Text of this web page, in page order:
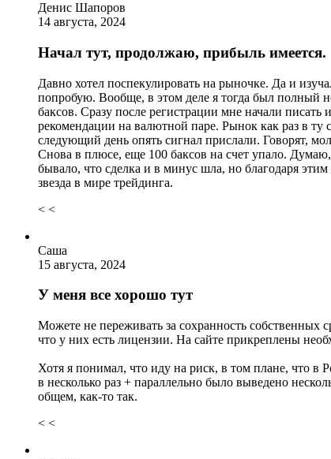
Денис Шапоров
14 августа, 2024
Начал тут, продолжаю, прибыль имеется.
Давно хотел поспекулировать на рыночке. Да и
попробую. Вообще, в этом деле я тогда был полный
баксов. Сразу после регистрации мне начали
рекомендации на валютной паре. Рынок как раз в ту
следующий день опять сигнал прислали. Говорят,
Снова в плюсе, еще 100 баксов на счет упало.
бывало, что сделка и в минус шла, но благодаря этим
звезда в мире трейдинга.
< <
Саша
15 августа, 2024
У меня все хорошо тут
Можете не переживать за сохранность собственных
что у них есть лицензии. На сайте прикреплены
Хотя я понимал, что иду на риск, в том плане, что в
в несколько раз + параллельно было выведено
общем, как-то так.
< <